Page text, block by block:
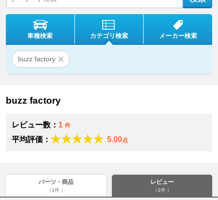
車種検索 カテゴリ検索 メーカー検索
buzz factory
buzz factory
レビュー数： 1 件
平均評価： 5.00点
パーツ・商品
（1件 ）
レビュー
（1件 ）